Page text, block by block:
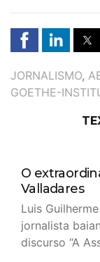
TAGS
JORNALISMO,
GOETHE-
O
Valladares
Luis
jornalista
discurso “A